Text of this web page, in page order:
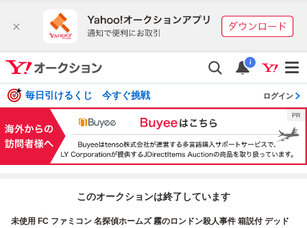
i
毎日引けるくじ 今すぐ挑戦 ログイン
このオークションは終了しています
未使用 FC ファミコン 名探偵ホームズ 霧のロンドン殺人事件 箱説付 デッド